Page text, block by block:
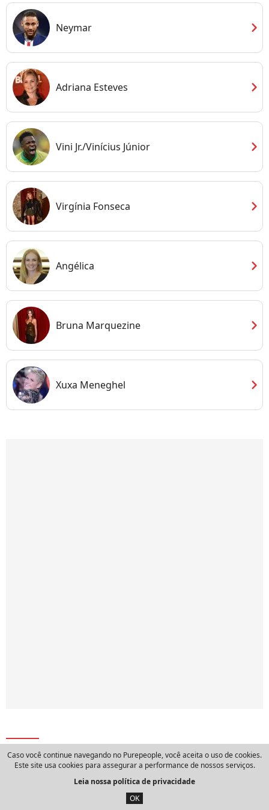
Neymar chevron_right
Adriana Esteves chevron_right
Vini Jr./Vinícius Júnior chevron_right
Virgínia Fonseca chevron_right
Angélica chevron_right
Bruna Marquezine chevron_right
Xuxa Meneghel chevron_right
Top notícias do mês
Frase do dia de Aurelio Arteta, filósofo
espanhol: 'Quem merece respeito é a
pessoa, e com muita frequência apesar
Caso você continue navegando no Purepeople, você aceita o uso de cookies.
Este site usa cookies para assegurar a performance de nossos serviços.
Leia nossa política de privacidade
OK